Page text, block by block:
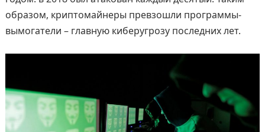
образом, криптомайнеры превзошли программы-
вымогатели – главную киберугрозу последних лет.